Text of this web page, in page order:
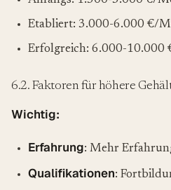
Etabliert: 3.000-6.000 €/
Erfolgreich: 6.000-10.000
6.2. Faktoren für höhere
Wichtig:
Erfahrung: Mehr
Qualifikationen: